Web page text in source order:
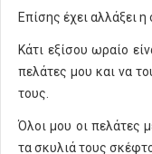
Επίσης έχει αλλάξει
Κάτι εξίσου ωραίο
πελάτες μου και να
τους.
Όλοι μου οι πελάτες
τα σκυλιά τους